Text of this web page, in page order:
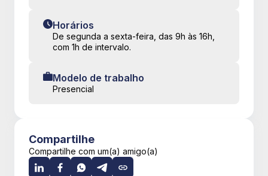
Horários
De segunda a sexta-feira, das 9h às 16h,
com 1h de intervalo.
Modelo de trabalho
Presencial
Compartilhe
Compartilhe com um(a) amigo(a)